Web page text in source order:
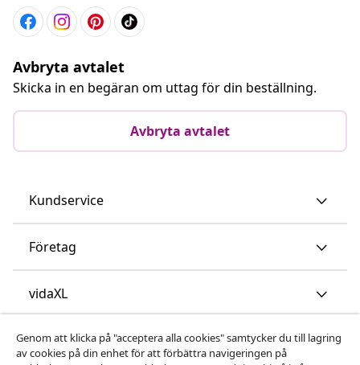
Avbryta avtalet
Skicka in en begäran om uttag för din beställning.
Avbryta avtalet
Kundservice
Företag
vidaXL
Upptäck mer
Genom att klicka på "acceptera alla cookies" samtycker du till lagring
av cookies på din enhet för att förbättra navigeringen på